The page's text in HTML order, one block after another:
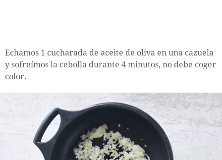
Echamos 1 cucharada de aceite de oliva en una cazuela
y sofreímos la cebolla durante 4 minutos, no debe coger
color.